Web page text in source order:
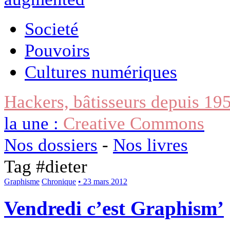
Societé
Pouvoirs
Cultures numériques
Hackers, bâtisseurs depuis
la une : Creative Commons
Nos dossiers - Nos livres
Tag #dieter
Graphisme Chronique • 23 mars 2012
Vendredi c’est Graphism’